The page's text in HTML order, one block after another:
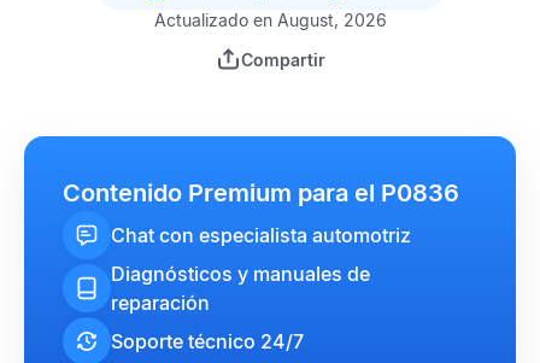
Actualizado en August, 2026
Compartir
Contenido Premium para el P0836
Chat con especialista automotriz
Diagnósticos y manuales de
reparación
Soporte técnico 24/7